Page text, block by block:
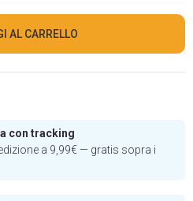
AL CARRELLO
con tracking
a 9,99€ — gratis sopra i